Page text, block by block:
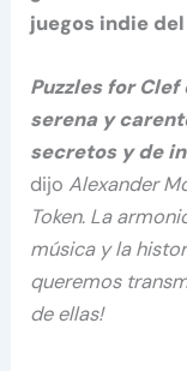
juegos indie
Puzzles for
serena y
secretos y de
dijoAlexander
Token. La
música y la
queremos
de ellas!